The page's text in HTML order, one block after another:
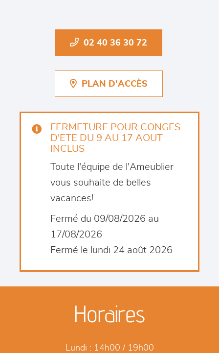
02 40 36 30 72
PLAN D'ACCÈS
FERMETURE POUR CONGES
D'ETE DU 9 AU 17 AOUT
INCLUS
Toute l'équipe de l'Ameublier
vous souhaite de belles
vacances!
Fermé du 09/08/2026 au
17/08/2026
Fermé le lundi 24 août 2026
Horaires
Lundi : 14h00 / 19h00